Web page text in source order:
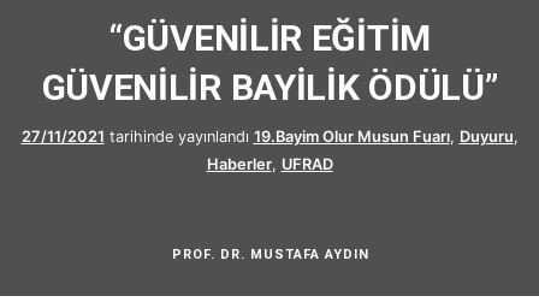
“GÜVENİLİR EĞİTİM
GÜVENİLİR BAYİLİK ÖDÜLÜ”
27/11/2021 tarihinde yayınlandı 19.Bayim Olur Musun Fuarı, Duyuru,
Haberler, UFRAD
PROF. DR. MUSTAFA AYDIN